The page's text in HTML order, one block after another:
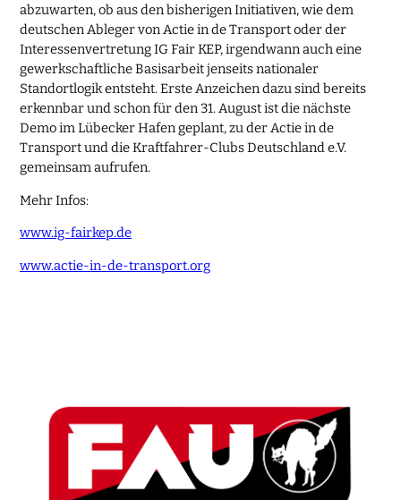
abzuwarten, ob aus den bisherigen Initiativen, wie dem
deutschen Ableger von Actie in de Transport oder der
Interessenvertretung IG Fair KEP, irgendwann auch eine
gewerkschaftliche Basisarbeit jenseits nationaler
Standortlogik entsteht. Erste Anzeichen dazu sind bereits
erkennbar und schon für den 31. August ist die nächste
Demo im Lübecker Hafen geplant, zu der Actie in de
Transport und die Kraftfahrer-Clubs Deutschland e.V.
gemeinsam aufrufen.
Mehr Infos:
www.ig-fairkep.de
www.actie-in-de-transport.org